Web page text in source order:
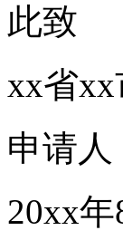
此致
xx省
申请
20xx年